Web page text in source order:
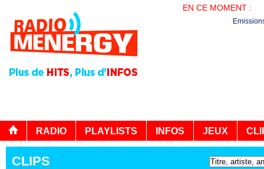
EN CE MOMENT :
RADIO PLAYLISTS INFOS JEUX
CLIPS